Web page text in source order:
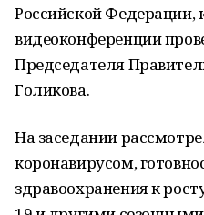
Российской Федерации,
видеоконференции
Председателя
Голикова.
На заседании
коронавирусом,
здравоохранения к